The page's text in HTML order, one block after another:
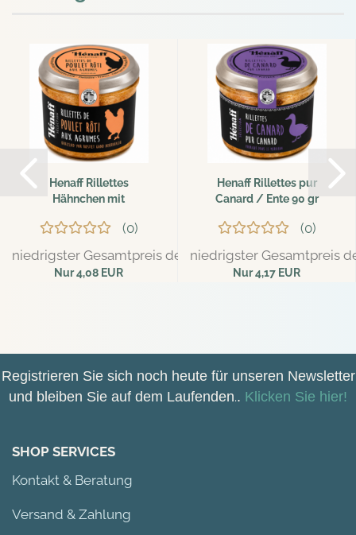
Henaff Rillettes
Hähnchen mit
0
niedrigster Gesamtpreis der letzten 30 Tage: 4,29 EUR
Nur 4,08 EUR
Henaff Rillettes pur
Canard / Ente 90 gr
0
niedrigster Gesamtpreis
Nur 4,17 EUR
Registrieren Sie sich noch heute für unseren Newsletter
und bleiben Sie auf dem Laufenden.. Klicken Sie hier!
SHOP SERVICES
Kontakt & Beratung
Versand & Zahlung